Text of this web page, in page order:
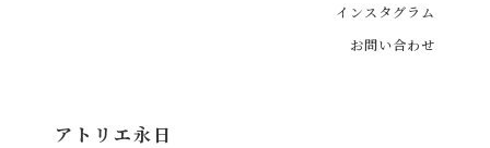
アトリエ永日
インスタグラム
お問い合わせ